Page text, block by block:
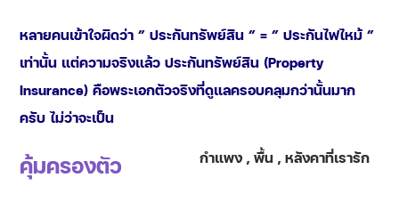
หลายคนเข้าใจผิดว่า ” ประกันทรัพย์สิน ” = ” ประกันไฟไหม้ ”
เท่านั้น แต่ความจริงแล้ว ประกันทรัพย์สิน (Property
Insurance) คือพระเอกตัวจริงที่ดูแลครอบคลุมกว่านั้นมาก
ครับ ไม่ว่าจะเป็น
คุ้มครองตัว กำแพง , พื้น , หลังคาที่เรารัก